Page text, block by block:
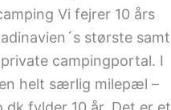
Vi fejrer 10 års
største samt
campingportal. I
helt særlig milepæl –